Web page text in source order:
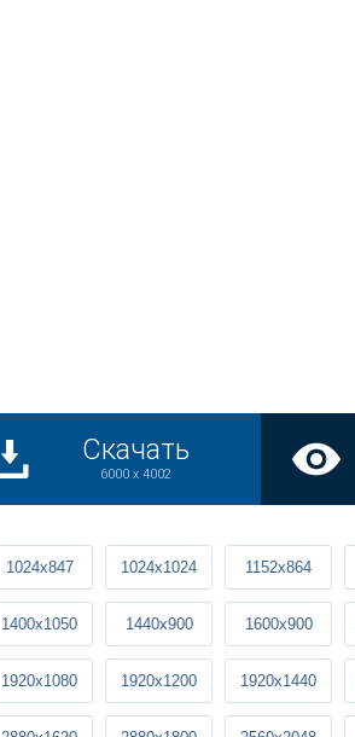
Скачать
6000 x 4002
1024x847 1024x1024 1152x864
1400x1050 1440x900 1600x900
1920x1080 1920x1200 1920x1440